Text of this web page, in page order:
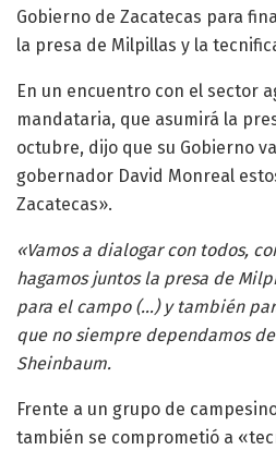
Gobierno de Zacatecas para
la presa de Milpillas y la
En un encuentro con el sector
mandataria, que asumirá la
octubre, dijo que su Gobierno
gobernador David Monreal
Zacatecas».
«Vamos a dialogar con todos,
hagamos juntos la presa de
para el campo (…) y también
que no siempre dependamos
Sheinbaum.
Frente a un grupo de
también se comprometió a